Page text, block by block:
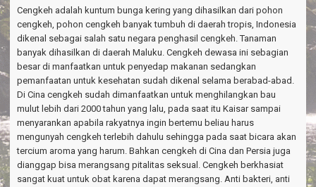
Cengkeh adalah kuntum bunga kering yang dihasilkan dari pohon
cengkeh, pohon cengkeh banyak tumbuh di daerah tropis, Indonesia
dikenal sebagai salah satu negara penghasil cengkeh. Tanaman
banyak dihasilkan di daerah Maluku. Cengkeh dewasa ini sebagian
besar di manfaatkan untuk penyedap makanan sedangkan
pemanfaatan untuk kesehatan sudah dikenal selama berabad-abad.
Di Cina cengkeh sudah dimanfaatkan untuk menghilangkan bau
mulut lebih dari 2000 tahun yang lalu, pada saat itu Kaisar sampai
menyarankan apabila rakyatnya ingin bertemu beliau harus
mengunyah cengkeh terlebih dahulu sehingga pada saat bicara akan
tercium aroma yang harum. Bahkan cengkeh di Cina dan Persia juga
dianggap bisa merangsang pitalitas seksual. Cengkeh berkhasiat
sangat kuat untuk obat karena dapat merangsang. Anti bakteri, anti